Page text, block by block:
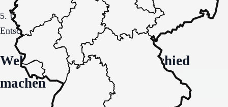
5. Übergang, Kommunikation und Kosten vor der
Entscheidung vollständig klären.
Welche Fragen den Unterschied
machen